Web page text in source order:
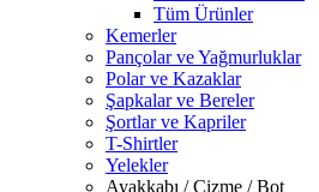
Tüm Ürünler
Kemerler
Pançolar ve Yağmurluklar
Polar ve Kazaklar
Şapkalar ve Bereler
Şortlar ve Kapriler
T-Shirtler
Yelekler
Ayakkabı / Çizme / Bot